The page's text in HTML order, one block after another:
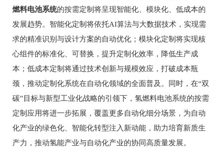
燃料电池系统的按需定制将呈现智能化、模块化、低成本的
发展趋势。智能化定制将依托AI算法与大数据技术，实现需
求的精准识别与设计方案的自动优化；模块化定制将实现核
心组件的标准化、可替换，提升定制化效率，降低生产成
本；低成本定制将通过技术创新与规模效应，打破成本瓶
颈，推动定制化系统在自动化领域的全面普及。同时，在“双
碳”目标与新型工业化战略的引领下，氢燃料电池系统的按需
定制应用将进一步拓展，覆盖更多自动化细分场景，为自动
化产业的绿色化、智能化转型注入新动能，助力培育新质生
产力，推动氢能产业与自动化产业的协同高质量发展。